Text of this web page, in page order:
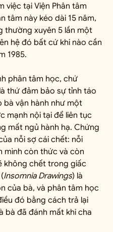
việc tại Viện Phân tâm
tâm này kéo dài 15 năm,
thường xuyên 5 lần một
hệ đó bất cứ khi nào cần
1985.
phân tâm học, chứ
thứ đảm bảo sự tỉnh táo
bà vận hành như một
mạnh nội tại để liên tục
mất ngủ hành hạ. Chứng
nỗi sợ cái chết: nỗi
mình còn thức và còn
không chết trong giấc
Insomnia Drawings) là
của bà, và phân tâm học
đó bằng cách trả lại
bà đã đánh mất khi cha